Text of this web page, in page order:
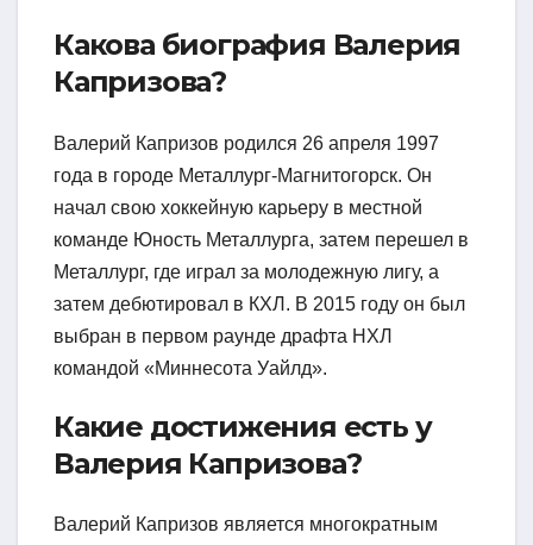
Какова биография Валерия
Капризова?
Валерий Капризов родился 26 апреля 1997
года в городе Металлург-Магнитогорск. Он
начал свою хоккейную карьеру в местной
команде Юность Металлурга, затем перешел в
Металлург, где играл за молодежную лигу, а
затем дебютировал в КХЛ. В 2015 году он был
выбран в первом раунде драфта НХЛ
командой «Миннесота Уайлд».
Какие достижения есть у
Валерия Капризова?
Валерий Капризов является многократным